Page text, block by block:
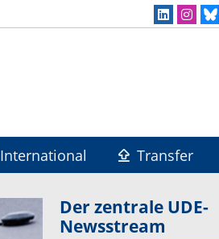
International
Transfer
Der zentrale UDE-
Newsstream